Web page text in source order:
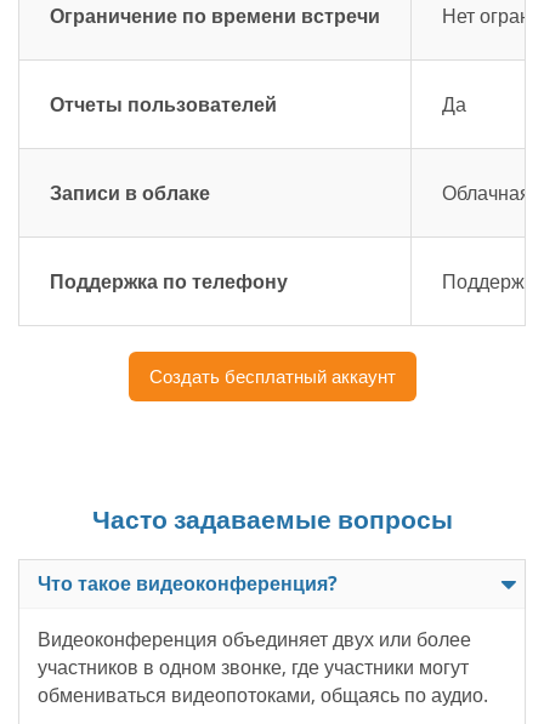
Ограничение по времени встречи Нет
Отчеты пользователей Да
Записи в облаке Облачная
Поддержка по телефону
Создать бесплатный аккаунт
Часто задаваемые вопросы
Что такое видеоконференция?
Видеоконференция объединяет двух или более
участников в одном звонке, где участники могут
обмениваться видеопотоками, общаясь по аудио.